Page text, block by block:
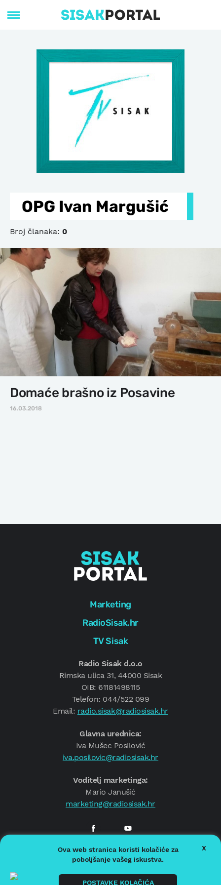
OPG Ivan Margušić
Broj članaka: 0
Domaće brašno iz Posavine
16.03.2018
Marketing
RadioSisak.hr
TV Sisak
Radio Sisak d.o.o
Rimska ulica 31, 44000 Sisak
OIB: 61181498115
Telefon: 044/522 099
Email: radio.sisak@radiosisak.hr
Glavna urednica:
Iva Mušec Posilović
iva.posilovic@radiosisak.hr
Voditelj marketinga:
Mario Janušić
marketing@radiosisak.hr
© 2026.Radio Sisak
Politika privatnosti
Politika kolačića
Ova web stranica koristi kolačiće za
poboljšanje vašeg iskustva.
POSTAVKE KOLAČIĆA
X